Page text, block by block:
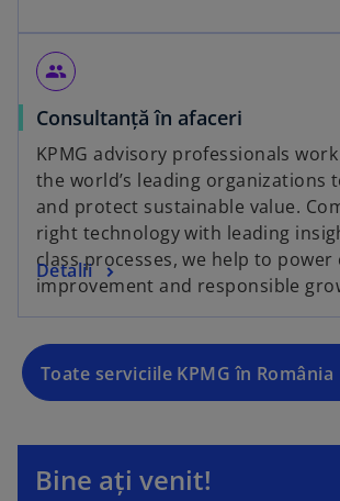
people
Consultanță în afaceri
KPMG advisory professionals
the world’s leading organizations
and protect sustainable value.
right technology with leading
class processes, we help to
improvement and responsible
Detalii
Toate serviciile KPMG în România
Bine ați venit!